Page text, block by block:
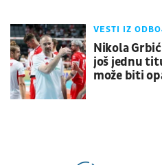
VESTI IZ
Nikola
još jednu
može biti